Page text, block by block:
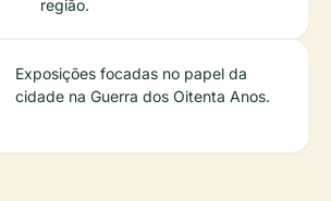
região.
Exposições focadas no papel da
cidade na Guerra dos Oitenta Anos.